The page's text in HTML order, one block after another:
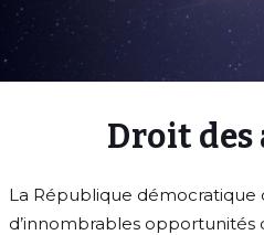
Droit
La République démocratique
d’innombrables opportunités